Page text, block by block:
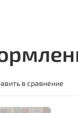
в сравнение